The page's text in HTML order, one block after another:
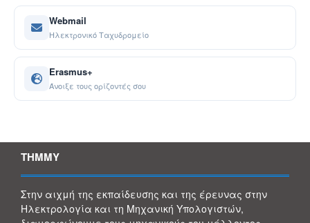
Webmail
Ηλεκτρονικό Ταχυδρομείο
Erasmus+
Άνοιξε τους ορίζοντές σου
ΤΗΜΜΥ
Στην αιχμή της εκπαίδευσης και της έρευνας στην
Ηλεκτρολογία και τη Μηχανική Υπολογιστών,